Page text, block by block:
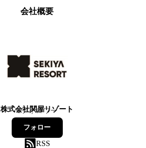
会社概要
株式会社関屋リゾート
1フォロワー
フォロー
RSS